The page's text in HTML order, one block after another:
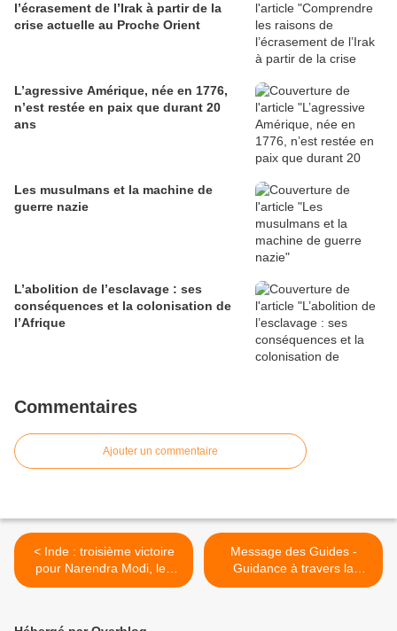
l’écrasement de l’Irak à partir de la
crise actuelle au Proche Orient
L’agressive Amérique, née en 1776,
n’est restée en paix que durant 20
ans
Les musulmans et la machine de
guerre nazie
L’abolition de l’esclavage : ses
conséquences et la colonisation de
l’Afrique
Commentaires
Ajouter un commentaire
< Inde : troisième victoire
pour Narendra Modi, les
islamistes ne sont pas à la
Message des Guides -
Guidance à travers la
tempête >